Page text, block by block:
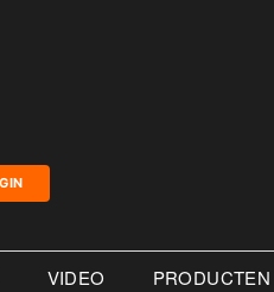
VIDEO PRODUCTEN